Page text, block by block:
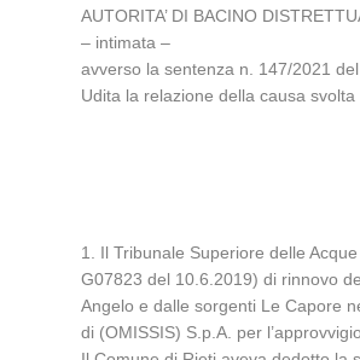
AUTORITA’ DI BACINO
– intimata –
avverso la sentenza n. 147/2021
Udita la relazione della causa
1. Il Tribunale Superiore delle
G07823 del 10.6.2019) di rinnovo
Angelo e dalle sorgenti Le Capore
di (OMISSIS) S.p.A. per